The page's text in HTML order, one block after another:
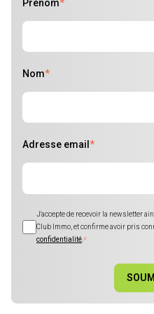
Prénom*
Nom*
Adresse email *
J'accepte de recevoir la newsletter
Club Immo, et confirme avoir pris
confidentialité*